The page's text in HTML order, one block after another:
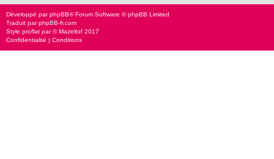
Développé parphpBB® Forum Software © phpBB Limited
Traduit parphpBB-fr.com
Style proflat par ©Mazeltof 2017
Confidentialité | Conditions